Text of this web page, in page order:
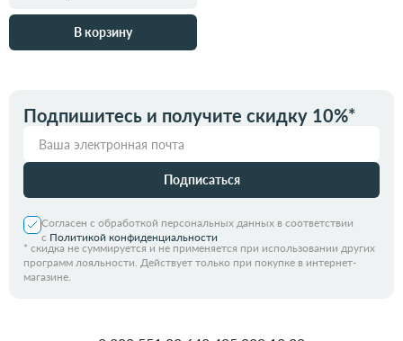
В корзину
Подпишитесь и получите скидку 10%*
Подписаться
Согласен с обработкой персональных данных в соответствии
с Политикой конфиденциальности
* скидка не суммируется и не применяется при использовании других
программ лояльности. Действует только при покупке в интернет-
магазине.